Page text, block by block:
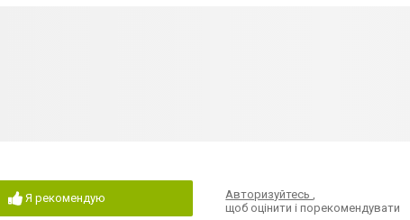
Я рекомендую Авторизуйтесь
щоб оцінити і порекомендувати